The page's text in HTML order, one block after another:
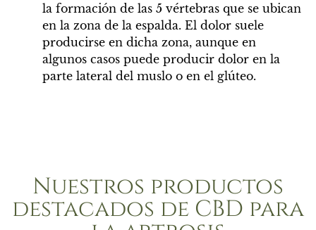
la formación de las 5 vértebras que se ubican
en la zona de la espalda. El dolor suele
producirse en dicha zona, aunque en
algunos casos puede producir dolor en la
parte lateral del muslo o en el glúteo.
Nuestros productos
destacados de CBD para